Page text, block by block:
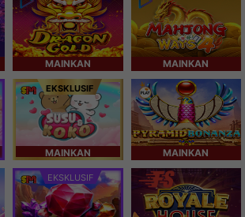
MAINKAN MAINKAN
EKSKLUSIF
MAINKAN MAINKAN
EKSKLUSIF